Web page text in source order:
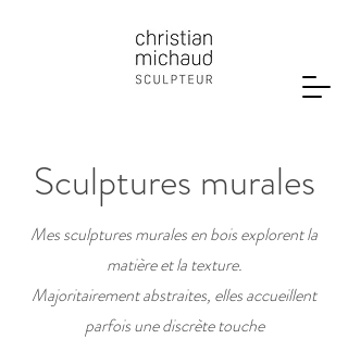
Sculptures murales
Mes sculptures murales en bois explorent la
matière et la texture.
Majoritairement abstraites, elles accueillent
parfois une discrète touche